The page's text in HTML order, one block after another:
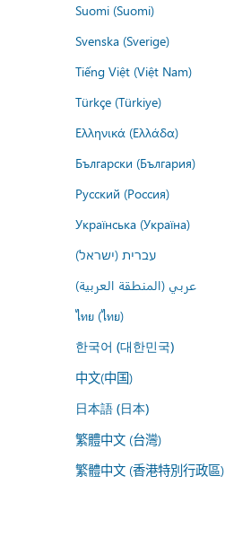
Suomi (Suomi)
Svenska (Sverige)
Tiếng Việt (Việt Nam)
Türkçe (Türkiye)
Ελληνικά (Ελλάδα)
Български (България)
Русский (Россия)
Українська (Україна)
עברית (ישראל)
عربي (المنطقة العربية)
ไทย (ไทย)
한국어 (대한민국)
中文(中国)
日本語 (日本)
繁體中文 (台灣)
繁體中文 (香港特別行政區)